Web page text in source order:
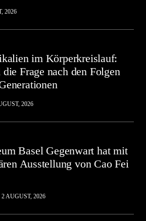
2026
im Körperkreislauf:
Frage nach den Folgen
2026
Basel Gegenwart hat mit
Ausstellung von Cao Fei
2 AUGUST, 2026